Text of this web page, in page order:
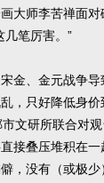
大师李苦禅面
几笔厉害。”
、金元战争导
，只好降低身
文研所联合对
接叠压堆积在
，没有（或极